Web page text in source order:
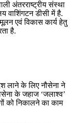
अंतरराष्ट्रीय संस्था
वाशिंगटन डीसी में है.
एवं विकास कार्य हेतु
है.
लाने के लिए नौसेना ने
के जहाज ‘जलाश्‍व’
को निकालने का काम